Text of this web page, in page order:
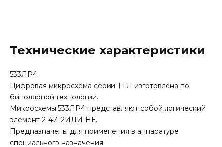
Технические характеристики
533ЛР4
Цифровая микросхема серии ТТЛ изготовлена по
биполярной технологии.
Микросхемы 533ЛР4 представляют собой логический
элемент 2-4И-2ИЛИ-НЕ.
Предназначены для применения в аппаратуре
специального назначения.